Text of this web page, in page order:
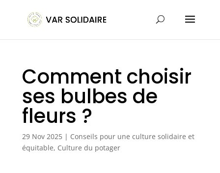
Comment choisir
ses bulbes de
fleurs ?
29 Nov 2025| Conseils pour une culture solidaire et
équitable, Culture du potager